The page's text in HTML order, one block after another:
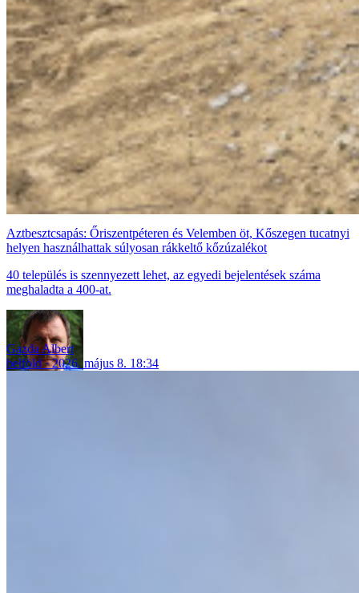
Aztbesztcsapás: Őriszentpéteren és Velemben öt, Kőszegen tucatnyi
helyen használhattak súlyosan rákkeltő kőzúzalékot
40 település is szennyezett lehet, az egyedi bejelentések száma
meghaladta a 400-at.
Gazda Albert
belföld
2026. május 8. 18:34